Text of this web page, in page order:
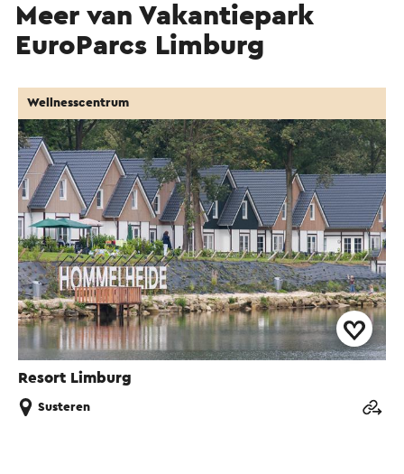
Meer van Vakantiepark
EuroParcs Limburg
Resort Limburg
Wellnesscentrum
Susteren